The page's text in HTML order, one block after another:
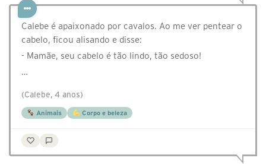
Calebe é apaixonado por cavalos. Ao me ver pentear o
cabelo, ficou alisando e disse:
- Mamãe, seu cabelo é tão lindo, tão sedoso!
…
(Calebe, 4 anos)
Animais Corpo e beleza